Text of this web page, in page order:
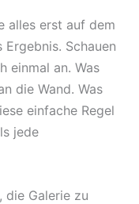
alles erst auf dem
Schauen
einmal an. Was
die Wand. Was
einfache Regel
jede
die Galerie zu